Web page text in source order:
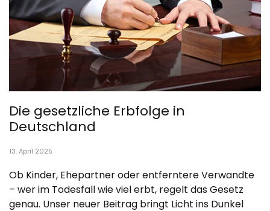
Die gesetzliche Erbfolge in
Deutschland
13. April 2025
Ob Kinder, Ehepartner oder entferntere Verwandte
– wer im Todesfall wie viel erbt, regelt das Gesetz
genau. Unser neuer Beitrag bringt Licht ins Dunkel